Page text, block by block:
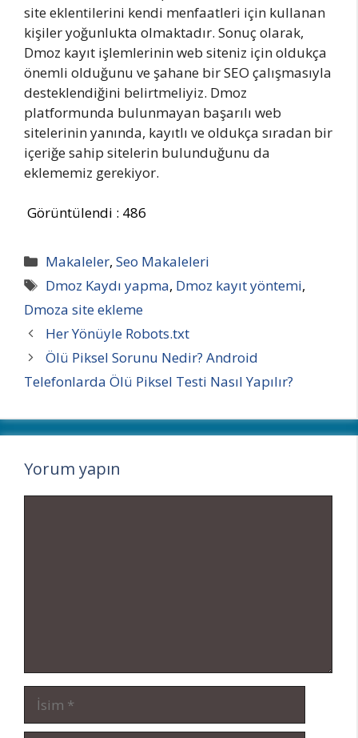
site eklentilerini kendi menfaatleri için kullanan
kişiler yoğunlukta olmaktadır. Sonuç olarak,
Dmoz kayıt işlemlerinin web siteniz için oldukça
önemli olduğunu ve şahane bir SEO çalışmasıyla
desteklendiğini belirtmeliyiz. Dmoz
platformunda bulunmayan başarılı web
sitelerinin yanında, kayıtlı ve oldukça sıradan bir
içeriğe sahip sitelerin bulunduğunu da
eklememiz gerekiyor.
Görüntülendi : 486
Kategoriler
Makaleler,Seo Makaleleri
Etiketler
Dmoz Kaydı yapma, Dmoz kayıt yöntemi,
Dmoza site ekleme
Her Yönüyle Robots.txt
Ölü Piksel Sorunu Nedir? Android
Telefonlarda Ölü Piksel Testi Nasıl Yapılır?
Yorum yapın
İsim